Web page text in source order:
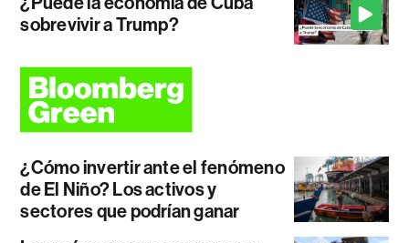
sobrevivir a Trump?
¿Cómo invertir ante el fenómeno
de El Niño? Los activos y
sectores que podrían ganar